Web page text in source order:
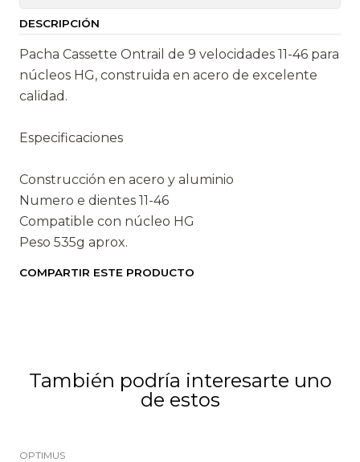
DESCRIPCIÓN
Pacha Cassette Ontrail de 9 velocidades 11-46 para
núcleos HG, construida en acero de excelente
calidad.
Especificaciones
Construcción en acero y aluminio
Numero e dientes 11-46
Compatible con núcleo HG
Peso 535g aprox.
COMPARTIR ESTE PRODUCTO
También podría interesarte uno
de estos
OPTIMUS